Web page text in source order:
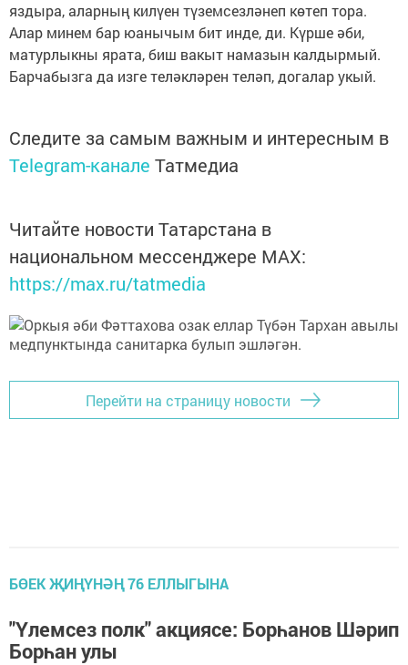
яздыра, аларның килүен түземсезләнеп көтеп тора.
Алар минем бар юанычым бит инде, ди. Күрше әби,
матурлыкны ярата, биш вакыт намазын калдырмый.
Барчабызга да изге теләкләрен теләп, догалар укый.
Следите за самым важным и интересным в
Telegram-канале Татмедиа
Читайте новости Татарстана в
национальном мессенджере MАХ:
https://max.ru/tatmedia
Перейти на страницу новости
БӨЕК ҖИҢҮНӘҢ 76 ЕЛЛЫГЫНА
"Үлемсез полк" акциясе: Борһанов Шәрип
Борһан улы